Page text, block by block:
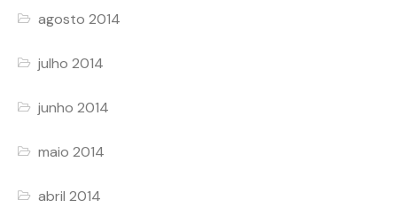
agosto 2014
julho 2014
junho 2014
maio 2014
abril 2014